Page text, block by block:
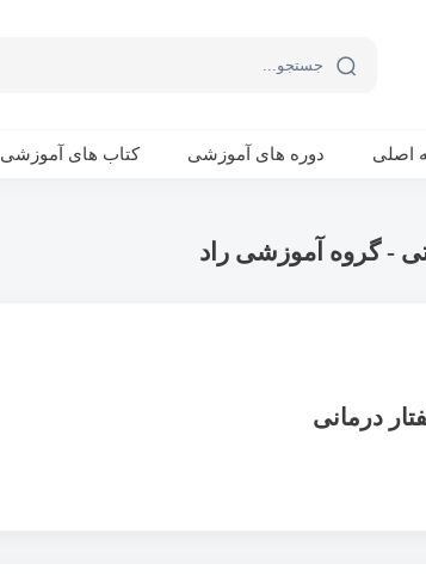
اصلی دوره های آموزشی کتاب های آموزشی
- گروه آموزشی راد
درمانی